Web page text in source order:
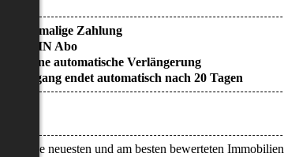
• Einmalige Zahlung
• KEIN Abo
• Keine automatische Verlängerung
• Zugang endet automatisch nach 20 Tagen
Alle neuesten und am besten bewerteten Immobilien